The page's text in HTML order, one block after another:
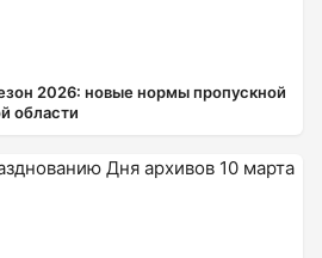
2026: новые нормы пропускной
области